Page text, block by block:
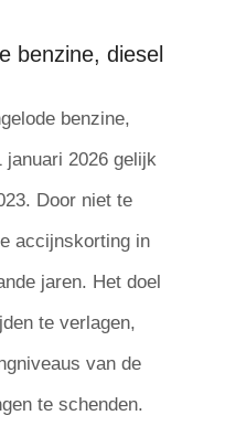
benzine, diesel
benzine,
januari 2026 gelijk
Door niet te
accijnskorting in
jaren. Het doel
te verlagen,
van de
te schenden.